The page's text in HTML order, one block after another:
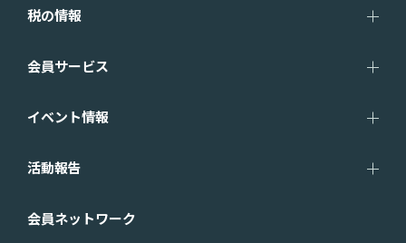
税の情報
会員サービス
イベント情報
活動報告
会員ネットワーク